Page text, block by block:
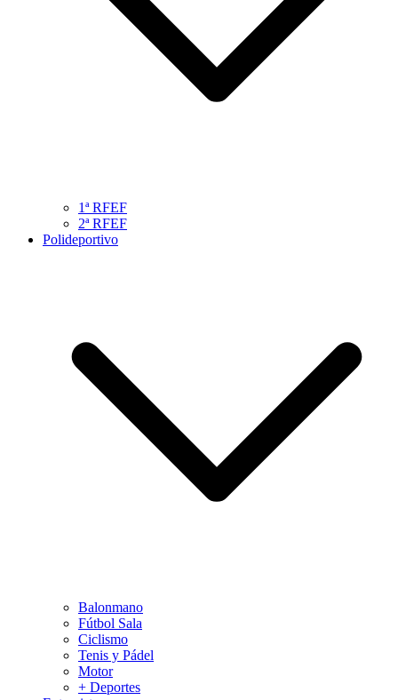
1ª RFEF
2ª RFEF
Polideportivo
Balonmano
Fútbol Sala
Ciclismo
Tenis y Pádel
Motor
+ Deportes